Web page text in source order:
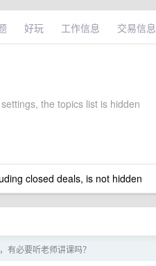
好玩 工作信息 交易信息
the topics list is hidden
closed deals, is not hidden
有必要听老师讲课吗？